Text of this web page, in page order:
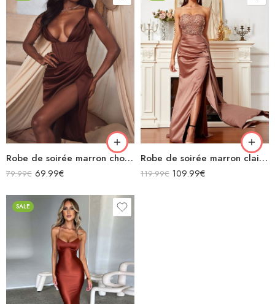
Robe de soirée marron chocolat midi moulante en satin décolleté sans manches fendue drapée
79.99€ 69.99€
Robe de soirée marron clair à paillettes bustier en satin sans manches
119.99€ 109.99€
SALE